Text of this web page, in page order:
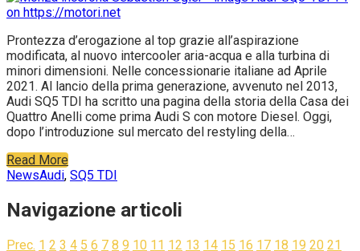
Prontezza d’erogazione al top grazie all’aspirazione
modificata, al nuovo intercooler aria-acqua e alla turbina di
minori dimensioni. Nelle concessionarie italiane ad Aprile
2021. Al lancio della prima generazione, avvenuto nel 2013,
Audi SQ5 TDI ha scritto una pagina della storia della Casa dei
Quattro Anelli come prima Audi S con motore Diesel. Oggi,
dopo l’introduzione sul mercato del restyling della…
Read More
NewsAudi, SQ5 TDI
Navigazione articoli
Prec. 1 2 3 4 5 6 7 8 9 10 11 12 13 14 15 16 17 18 19 20 21